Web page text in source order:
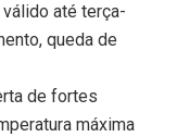
até terça-
queda de
de fortes
máxima